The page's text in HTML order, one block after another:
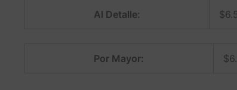
Al Detalle: $
Por Mayor: $